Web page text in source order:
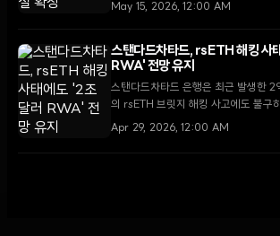
May 15, 2026, 12:00 AM
스탠다드차타드, rsETH 해킹 사
RWA' 전망 유지
스탠다드차타드 은행은 최근 발생한
의 rsETH 브릿지 해킹 사고에도 불구
자산(RWA) 토큰화 시장이 2조 달러
Apr 29, 2026, 12:00 AM